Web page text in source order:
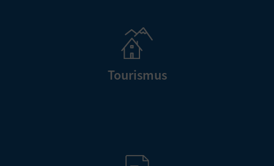
Tourismus